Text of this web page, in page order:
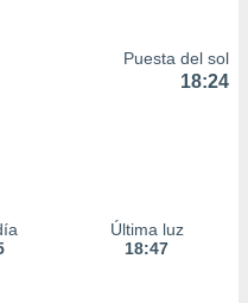
Puesta del sol
18:24
Última luz
18:47